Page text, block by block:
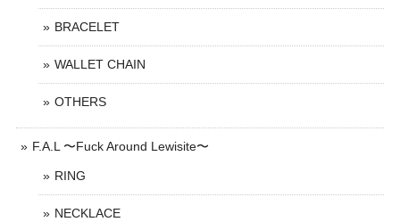
BRACELET
WALLET CHAIN
OTHERS
F.A.L 〜Fuck Around Lewisite〜
RING
NECKLACE